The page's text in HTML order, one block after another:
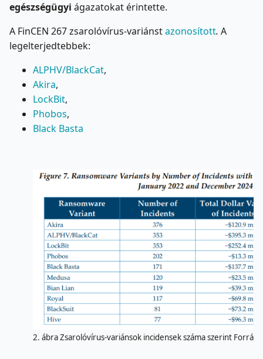
egészségügyi ágazatokat érintette.
A FinCEN 267 zsarolóvírus-variánstazonosított. A
legelterjedtebbek:
ALPHV/BlackCat,
Akira,
LockBit,
Phobos,
Black Basta
2. ábra Zsarolóvírus-variánsok incidensek száma szerint Forrás: